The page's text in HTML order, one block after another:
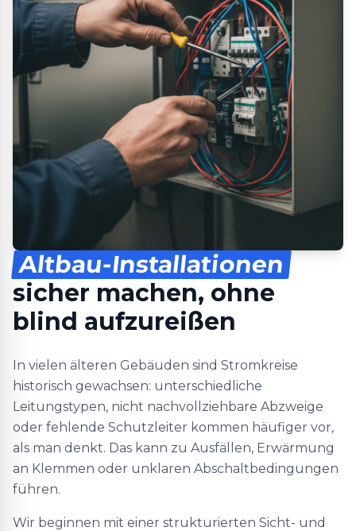
Altbau-Installationen
sicher machen, ohne
blind aufzureißen
In vielen älteren Gebäuden sind Stromkreise
historisch gewachsen: unterschiedliche
Leitungstypen, nicht nachvollziehbare Abzweige
oder fehlende Schutzleiter kommen häufiger vor,
als man denkt. Das kann zu Ausfällen, Erwärmung
an Klemmen oder unklaren Abschaltbedingungen
führen.
Wir beginnen mit einer strukturierten Sicht- und